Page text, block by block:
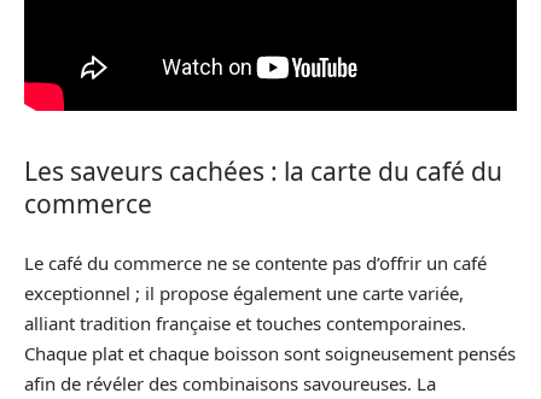
Les saveurs cachées : la carte du café du
commerce
Le café du commerce ne se contente pas d’offrir un café
exceptionnel ; il propose également une carte variée,
alliant tradition française et touches contemporaines.
Chaque plat et chaque boisson sont soigneusement pensés
afin de révéler des combinaisons savoureuses. La